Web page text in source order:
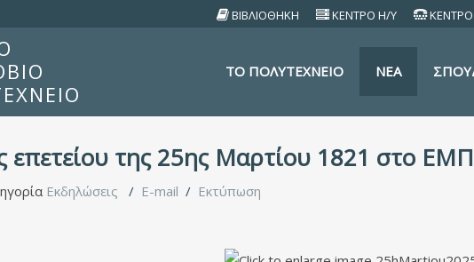
ΒΙΒΛΙΟΘΗΚΗ ΚΕΝΤΡΟ Η/Υ ΚΕΝΤΡΟ
TO ΠΟΛΥΤΕΧΝΕΙΟ ΝΕΑ
επετείου της 25ης Μαρτίου 1821 στο ΕΜΠ
Εκδηλώσεις E-mail Εκτύπωση